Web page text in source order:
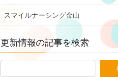
スマイルナーシング金山
更新情報の記事を検索